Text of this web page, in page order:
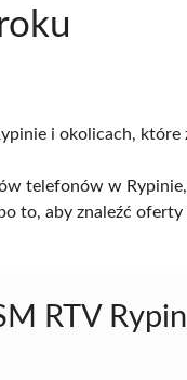
i okolicach, które
telefonów w
to, aby znaleźć
RTV Rypin